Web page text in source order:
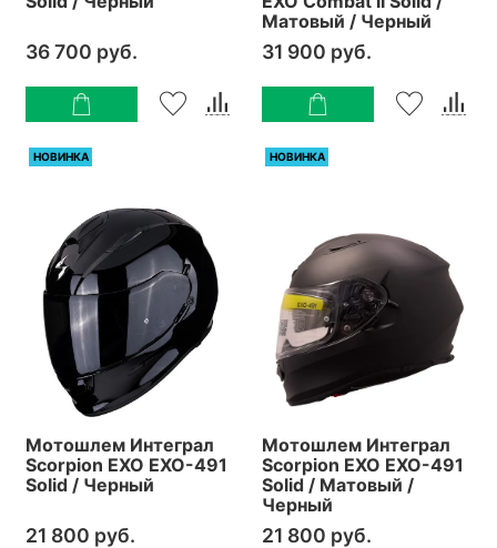
36 700 руб.
Матовый / Черный
31 900 руб.
НОВИНКА
Мотошлем Интеграл
Scorpion EXO EXO-491
Solid / Черный
21 800 руб.
НОВИНКА
Мотошлем Интеграл
Scorpion EXO EXO-491
Solid / Матовый /
Черный
21 800 руб.